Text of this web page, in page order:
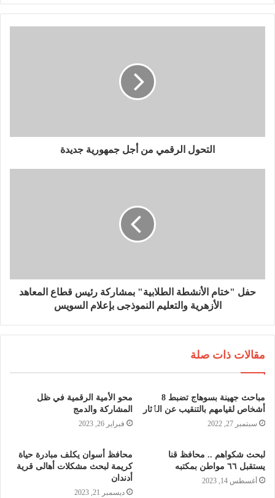
ي
س
ي
ت
التحول الرقمي من أجل جمهورية جديدة
حفل "ختام الأنشطة الطلابية" بمشاركة رئيس قطاع المعاهد
الأزهرية والتعليم النموذجى بإعلام السويس
مقالات ذات صلة
مباحث جهينة بسوهاج تضبط 8
أشخاص لقيامهم بالتنقيب عن الٱثار
سبتمبر 27, 2022
محو الأمية الرقمية في ظل
المشاركة والدمج
فبراير 26, 2023
لبحث شكواهم .. محافظ قنا
يستقبل ٦٦ مواطن بمكتبه
أغسطس 14, 2023
محافظ أسوان يكلف مبادرة حياة
كريمة لبحث مشكلات أهالى قرية
أدندان
ديسمبر 21, 2023